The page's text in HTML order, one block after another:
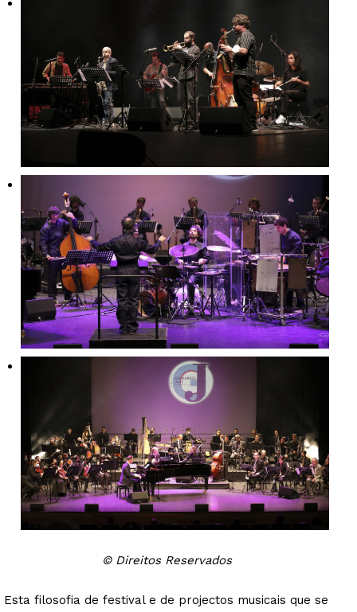
© Direitos Reservados
Esta filosofia de festival e de projectos musicais que se